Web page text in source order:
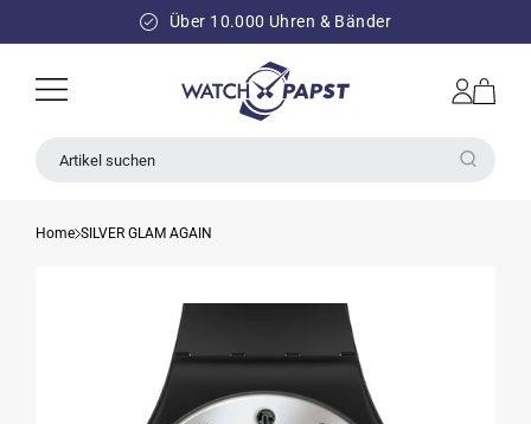
INHALT
Über 10.000 Uhren & Bänder
Einloggen
Warenkorb
Artikel suchen
Home SILVER GLAM AGAIN